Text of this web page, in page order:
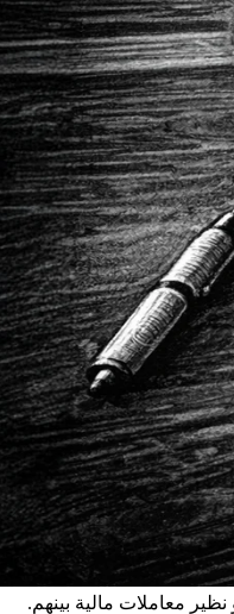
معاملات مالية بينهم.